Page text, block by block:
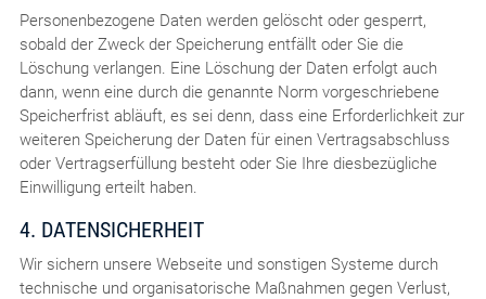
Personenbezogene Daten werden gelöscht oder gesperrt,
sobald der Zweck der Speicherung entfällt oder Sie die
Löschung verlangen. Eine Löschung der Daten erfolgt auch
dann, wenn eine durch die genannte Norm vorgeschriebene
Speicherfrist abläuft, es sei denn, dass eine Erforderlichkeit zur
weiteren Speicherung der Daten für einen Vertragsabschluss
oder Vertragserfüllung besteht oder Sie Ihre diesbezügliche
Einwilligung erteilt haben.
4. DATENSICHERHEIT
Wir sichern unsere Webseite und sonstigen Systeme durch
technische und organisatorische Maßnahmen gegen Verlust,